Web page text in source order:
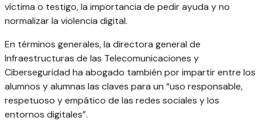
víctima o testigo, la importancia de pedir ayuda y no
normalizar la violencia digital.
En términos generales, la directora general de
Infraestructuras de las Telecomunicaciones y
Ciberseguridad ha abogado también por impartir entre los
alumnos y alumnas las claves para un “uso responsable,
respetuoso y empático de las redes sociales y los
entornos digitales”.